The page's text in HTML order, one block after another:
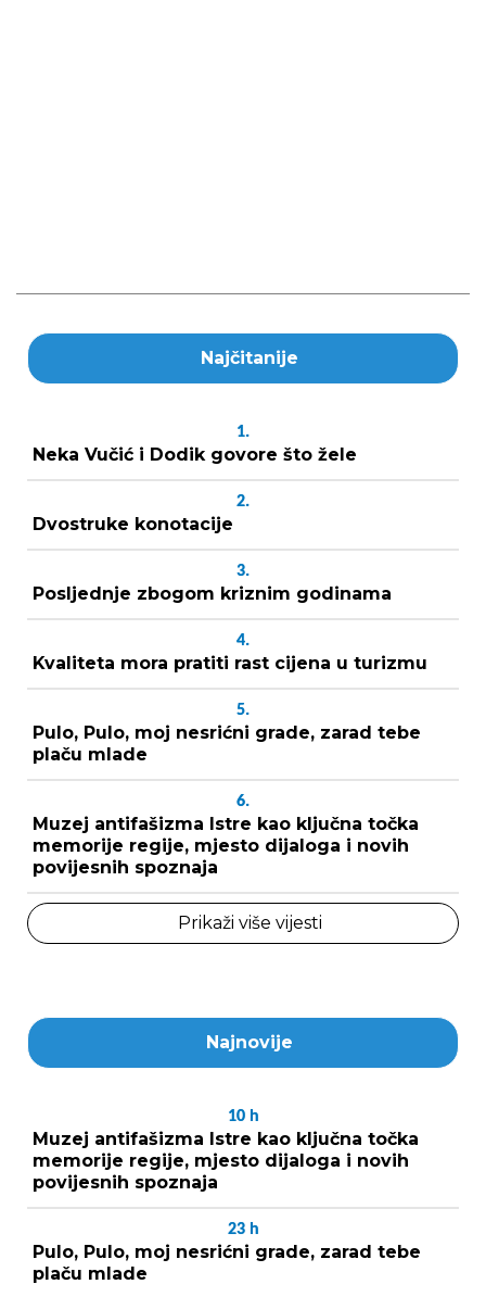
Najčitanije
1.
Neka Vučić i Dodik govore što žele
2.
Dvostruke konotacije
3.
Posljednje zbogom kriznim godinama
4.
Kvaliteta mora pratiti rast cijena u turizmu
5.
Pulo, Pulo, moj nesrićni grade, zarad tebe
plaču mlade
6.
Muzej antifašizma Istre kao ključna točka
memorije regije, mjesto dijaloga i novih
povijesnih spoznaja
Prikaži više vijesti
Najnovije
10 h
Muzej antifašizma Istre kao ključna točka
memorije regije, mjesto dijaloga i novih
povijesnih spoznaja
23 h
Pulo, Pulo, moj nesrićni grade, zarad tebe
plaču mlade